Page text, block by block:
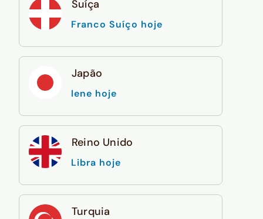
Suíça
Franco Suíço hoje
Japão
Iene hoje
Reino Unido
Libra hoje
Turquia